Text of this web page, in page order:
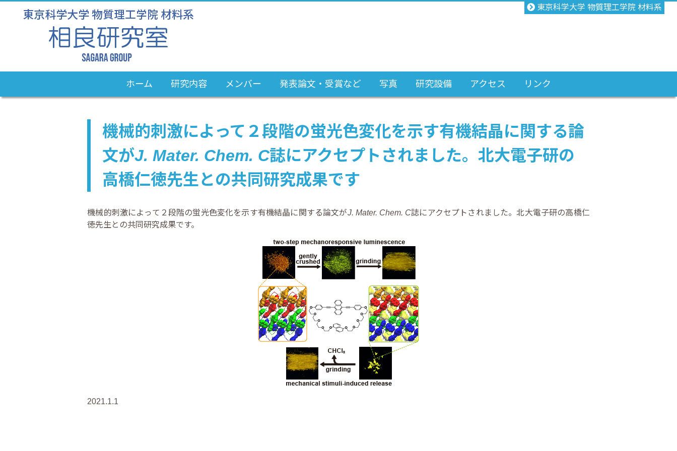
東京科学大学 物質理工学院 材料系
ホーム 研究内容 メンバー 発表論文・受賞など 写真 研究設備 アクセス リンク
機械的刺激によって２段階の蛍光色変化を示す有機結晶に関する論
文がJ. Mater. Chem. C誌にアクセプトされました。北大電子研の
高橋仁徳先生との共同研究成果です
機械的刺激によって２段階の蛍光色変化を示す有機結晶に関する論文がJ. Mater. Chem. C誌にアクセプトされました。北大電子研の高橋仁
徳先生との共同研究成果です。
2021.1.1